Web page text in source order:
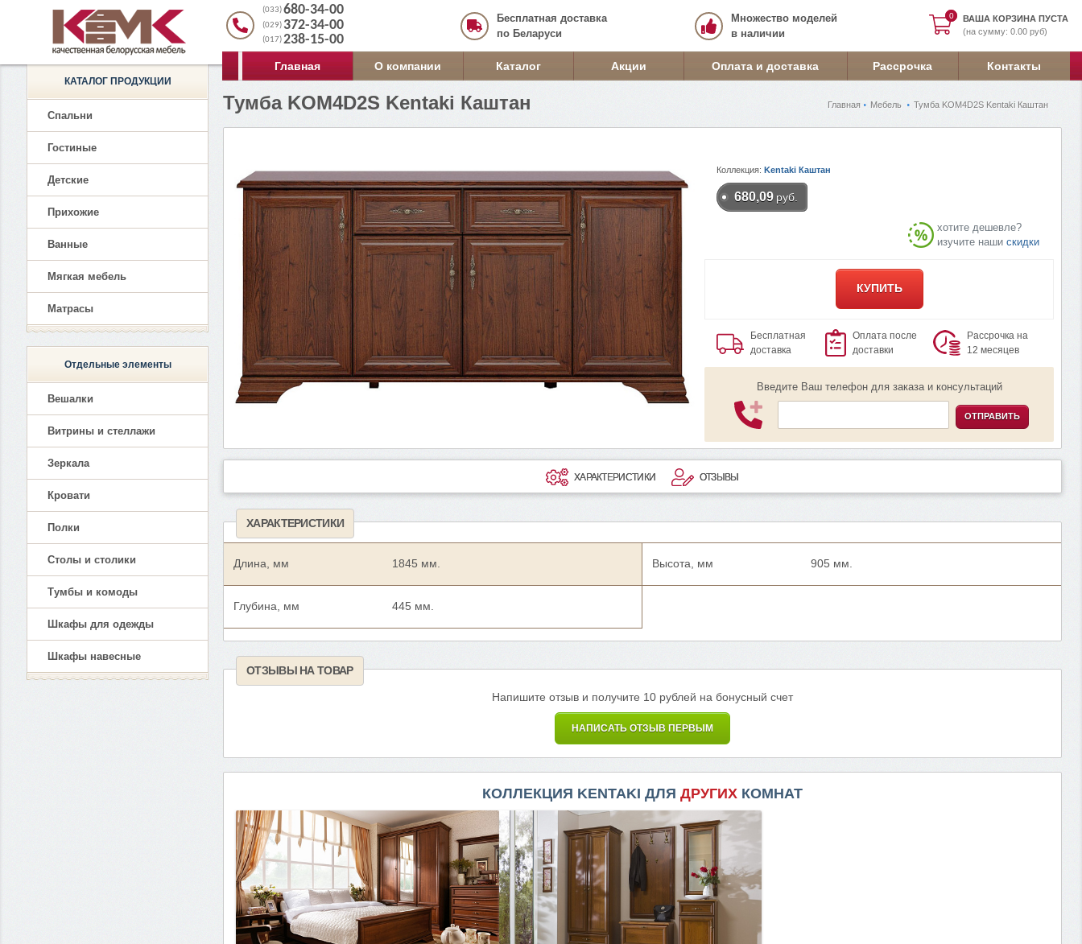
0
0
ВАША КОРЗИНА ПУСТА
(на сумму: 0.00 руб)
(033)680-34-00
(029) 372-34-00
(017)238-15-00
Бесплатная доставка
по Беларуси
Множество моделей
в наличии
Главная О компании Каталог Акции Оплата и доставка Рассрочка Контакты
Главная Мебель Тумба KOM4D2S Kentaki Каштан
Тумба KOM4D2S Kentaki Каштан
Коллекция:Kentaki Каштан
680,09 руб.
хотите дешевле?
изучите нашискидки
КУПИТЬ
Бесплатная
доставка
Оплата после
доставки
Рассрочка на
12 месяцев
Введите Ваш телефон для заказа и консультаций
ОТПРАВИТЬ
ХАРАКТЕРИСТИКИ ОТЗЫВЫ
ХАРАКТЕРИСТИКИ
Длина, мм 1845 мм.
Глубина, мм 445 мм.
Высота, мм 905 мм.
ОТЗЫВЫ НА ТОВАР
Напишите отзыв и получите 10 рублей на бонусный счет
НАПИСАТЬ ОТЗЫВ ПЕРВЫМ
КОЛЛЕКЦИЯ KENTAKI ДЛЯ ДРУГИХ КОМНАТ
КАТАЛОГ ПРОДУКЦИИ
Спальни
Гостиные
Детские
Прихожие
Ванные
Мягкая мебель
Матрасы
Отдельные элементы
Вешалки
Витрины и стеллажи
Зеркала
Кровати
Полки
Столы и столики
Тумбы и комоды
Шкафы для одежды
Шкафы навесные